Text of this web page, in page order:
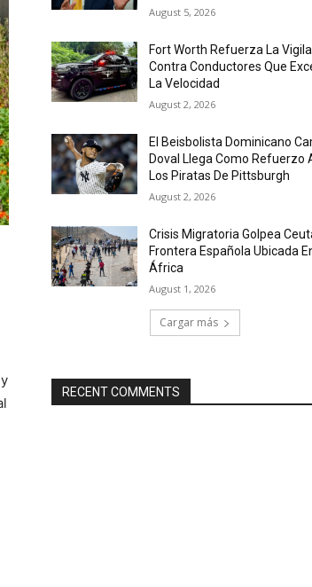
August 5, 2026
Fort Worth Refuerza La
Contra Conductores Que
La Velocidad
August 2, 2026
El Beisbolista Dominicano
Doval Llega Como Refuerzo
Los Piratas De Pittsburgh
August 2, 2026
Crisis Migratoria Golpea
Frontera Española Ubicada
África
August 1, 2026
Cargar más
RECENT COMMENTS